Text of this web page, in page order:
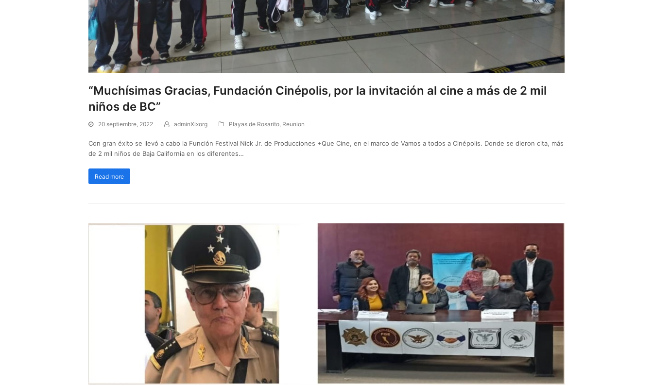
“Muchísimas Gracias, Fundación Cinépolis, por la invitación al cine a más de 2 mil
niños de BC”
20 septiembre, 2022 adminXixorg Playas de Rosarito, Reunion
Con gran éxito se llevó a cabo la Función Festival Nick Jr. de Producciones +Que Cine, en el marco de Vamos a todos a Cinépolis. Donde se dieron cita, más
de 2 mil niños de Baja California en los diferentes…
Read more